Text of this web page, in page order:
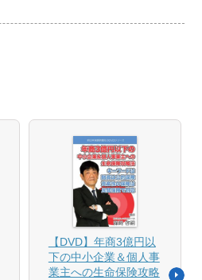
【DVD】年商3億円以
下の中小企業＆個人事
業主への生命保険攻略